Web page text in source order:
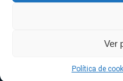
Ver
Política de
*Datasul, Fluig,
direitos